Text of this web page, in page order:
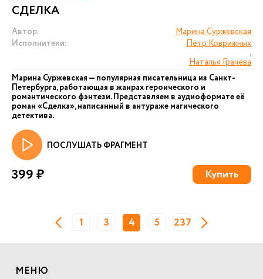
СДЕЛКА
Автор:
Марина Суржевская
Исполнители:
Пётр Коврижных
,
Наталья Грачёва
Марина Суржевская — популярная писательница из Санкт-
Петербурга, работающая в жанрах героического и
романтического фэнтези. Представляем в аудиоформате её
роман «Сделка», написанный в антураже магического
детектива.
ПОСЛУШАТЬ ФРАГМЕНТ
399 ₽ Купить
1 3 4 5 237
МЕНЮ